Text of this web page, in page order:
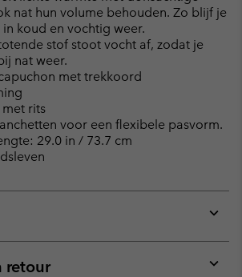
nat hun volume behouden. Zo blijf je
koud en vochtig weer.
stof stoot vocht af, zodat je
nat weer.
met trekkoord
met rits
voor een flexibele pasvorm.
29.0 in / 73.7 cm
or
retour